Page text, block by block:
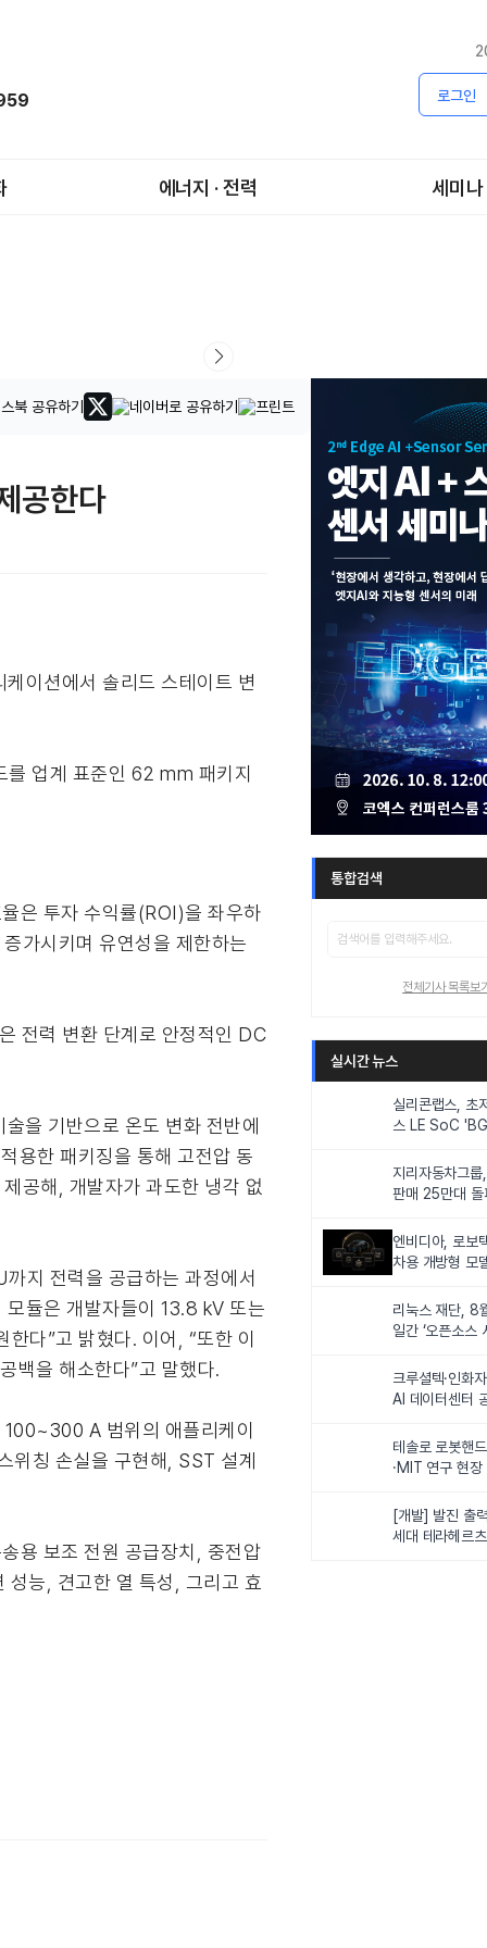
로그인
에너지 · 전력 세미나
공한다
이션에서 솔리드 스테이트 변
업계 표준인 62 mm 패키지
은 투자 수익률(ROI)을 좌우하
가시키며 유연성을 제한하는
전력 변환 단계로 안정적인 DC
을 기반으로 온도 변화 전반에
용한 패키징을 통해 고전압 동
공해, 개발자가 과도한 냉각 없
지 전력을 공급하는 과정에서
듈은 개발자들이 13.8 kV 또는
다”고 밝혔다. 이어, “또한 이
백을 해소한다”고 말했다.
A 범위의 애플리케이
위칭 손실을 구현해, SST 설계
용 보조 전원 공급장치, 중전압
성능, 견고한 열 특성, 그리고 효
통합검색
전체기사 목록보
실시간 뉴스
실리콘랩스, 초
스 LE SoC
지리자동차그
판매 25만대 돌
엔비디아, 로보
차용 개방형 모
리눅스 재단, 8
일간 ‘오픈소스
크루셜텍·인화
AI 데이터센터
테솔로 로봇핸
·MIT 연구 현
화
[개발] 발진 출
세대 테라헤르